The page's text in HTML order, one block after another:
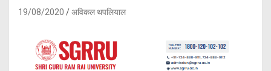
19/08/2020 अविकल थपलियाल